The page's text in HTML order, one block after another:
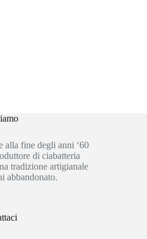
alla fine degli anni ‘60
di ciabatteria
tradizione artigianale
abbandonato.